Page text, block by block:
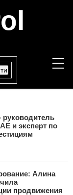
и эксперт по
Алина
продвижения